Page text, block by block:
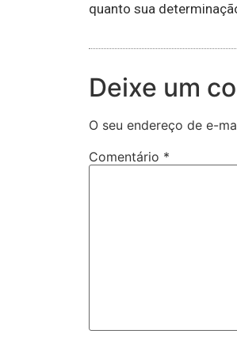
quanto sua
Deixe um
O seu endereço de e-
Comentário *